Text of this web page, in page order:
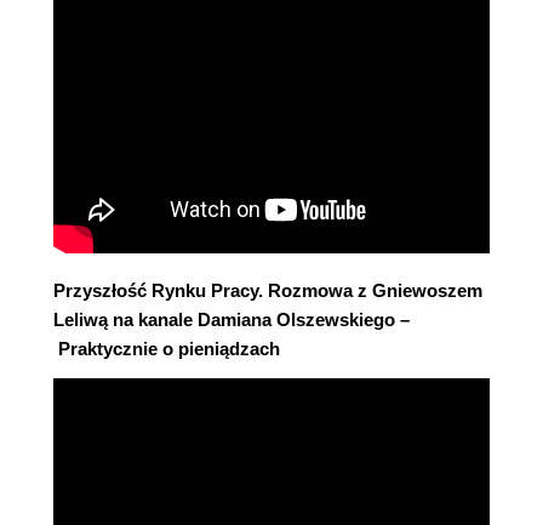
Przyszłość Rynku Pracy. Rozmowa z Gniewoszem
Leliwą na kanale Damiana Olszewskiego –
Praktycznie o pieniądzach